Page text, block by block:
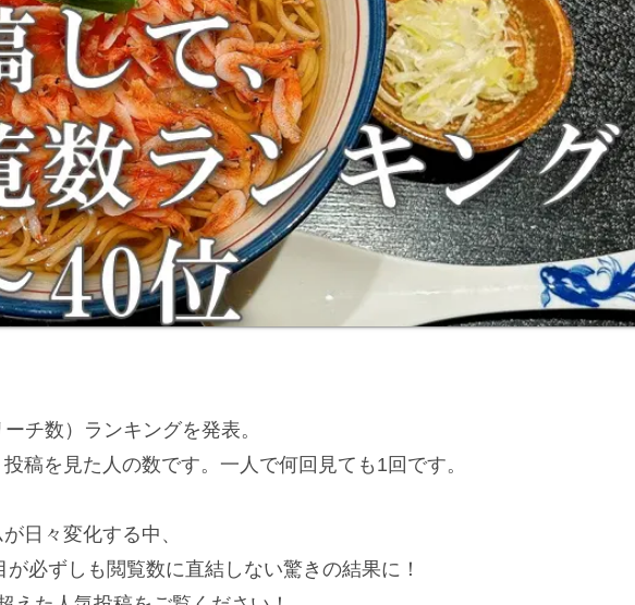
チ数）ランキングを発表。
稿を見た人の数です。一人で何回見ても1回です。
日々変化する中、
が必ずしも閲覧数に直結しない驚きの結果に！